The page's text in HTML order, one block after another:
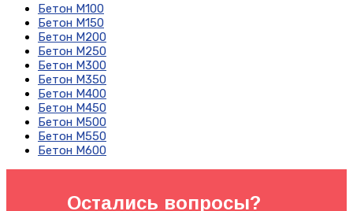
Бетон М100
Бетон М150
Бетон М200
Бетон М250
Бетон М300
Бетон М350
Бетон М400
Бетон М450
Бетон М500
Бетон М550
Бетон М600
Остались вопросы?